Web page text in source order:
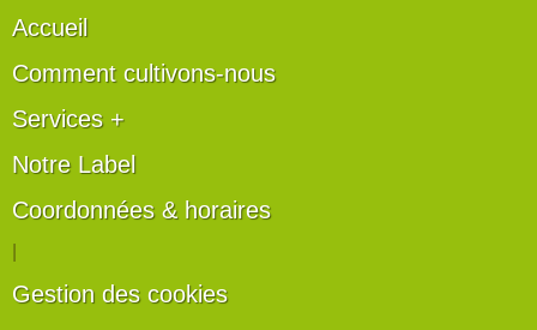
Accueil
Comment cultivons-nous
Services +
Notre Label
Coordonnées & horaires
Gestion des cookies